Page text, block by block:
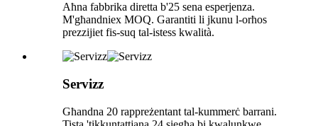
Aħna fabbrika diretta b'25 sena esperjenza.
M'għandniex MOQ. Garantiti li jkunu l-orħos
prezzijiet fis-suq tal-istess kwalità.
Servizz
Għandna 20 rappreżentant tal-kummerċ barrani.